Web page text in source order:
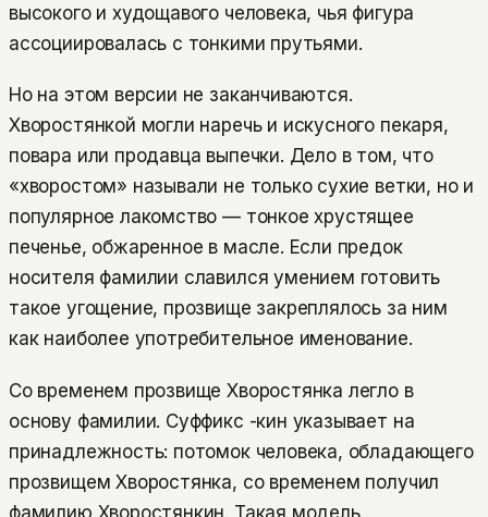
высокого и худощавого человека, чья фигура
ассоциировалась с тонкими прутьями.
Но на этом версии не заканчиваются.
Хворостянкой могли наречь и искусного пекаря,
повара или продавца выпечки. Дело в том, что
«хворостом» называли не только сухие ветки, но и
популярное лакомство — тонкое хрустящее
печенье, обжаренное в масле. Если предок
носителя фамилии славился умением готовить
такое угощение, прозвище закреплялось за ним
как наиболее употребительное именование.
Со временем прозвище Хворостянка легло в
основу фамилии. Суффикс -кин указывает на
принадлежность: потомок человека, обладающего
прозвищем Хворостянка, со временем получил
фамилию Хворостянкин. Такая модель